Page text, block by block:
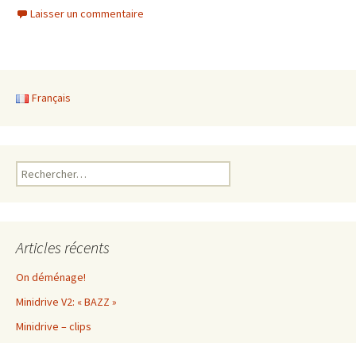
Laisser un commentaire
Français
Rechercher :
Articles récents
On déménage!
Minidrive V2: « BAZZ »
Minidrive – clips